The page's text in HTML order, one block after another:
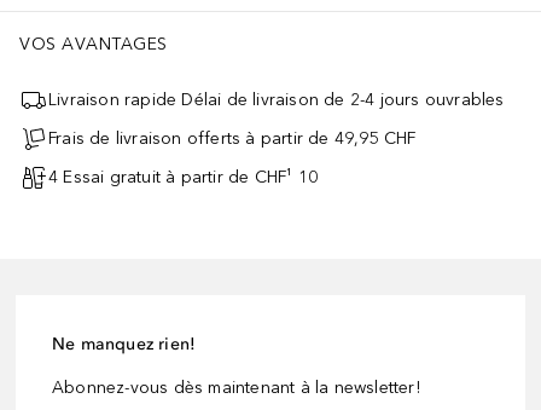
VOS AVANTAGES
Livraison rapide Délai de livraison de 2-4 jours ouvrables
Frais de livraison offerts à partir de 49,95 CHF
4 Essai gratuit à partir de CHF¹ 10
Ne manquez rien!
Abonnez-vous dès maintenant à la newsletter!